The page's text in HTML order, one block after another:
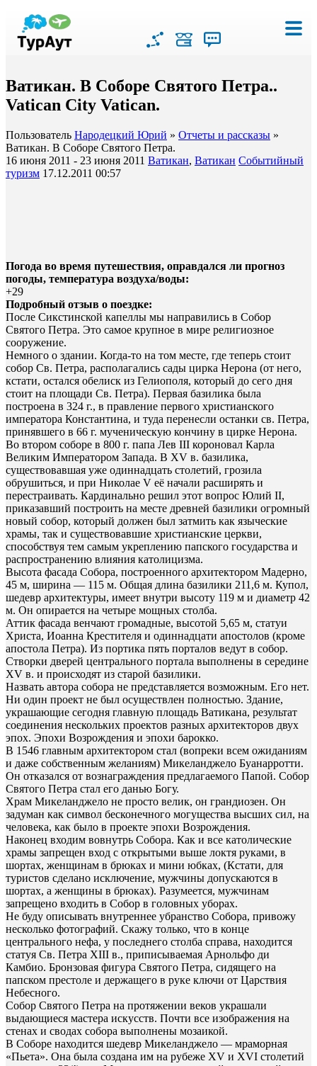
Ватикан. В Соборе Святого Петра..
Vatican City Vatican.
Пользователь Народецкий Юрий » Отчеты и рассказы »
Ватикан. В Соборе Святого Петра.
16 июня 2011 - 23 июня 2011 Ватикан, Ватикан Событийный
туризм 17.12.2011 00:57
Погода во время путешествия, оправдался ли прогноз
погоды, температура воздуха/воды:
+29
Подробный отзыв о поездке:
После Сикстинской капеллы мы направились в Собор
Святого Петра. Это самое крупное в мире религиозное
сооружение.
Немного о здании. Когда-то на том месте, где теперь стоит
собор Св. Петра, располагались сады цирка Нерона (от него,
кстати, остался обелиск из Гелиополя, который до сего дня
стоит на площади Св. Петра). Первая базилика была
построена в 324 г., в правление первого христианского
императора Константина, и туда перенесли останки св. Петра,
принявшего в 66 г. мученическую кончину в цирке Нерона.
Во втором соборе в 800 г. папа Лев III короновал Карла
Великим Императором Запада. В XV в. базилика,
существовавшая уже одиннадцать столетий, грозила
обрушиться, и при Николае V её начали расширять и
перестраивать. Кардинально решил этот вопрос Юлий II,
приказавший построить на месте древней базилики огромный
новый собор, который должен был затмить как языческие
храмы, так и существовавшие христианские церкви,
способствуя тем самым укреплению папского государства и
распространению влияния католицизма.
Высота фасада Собора, построенного архитектором Мадерно,
45 м, ширина — 115 м. Общая длина базилики 211,6 м. Купол,
шедевр архитектуры, имеет внутри высоту 119 м и диаметр 42
м. Он опирается на четыре мощных столба.
Аттик фасада венчают громадные, высотой 5,65 м, статуи
Христа, Иоанна Крестителя и одиннадцати апостолов (кроме
апостола Петра). Из портика пять порталов ведут в собор.
Створки дверей центрального портала выполнены в середине
XV в. и происходят из старой базилики.
Назвать автора собора не представляется возможным. Его нет.
Ни один проект не был осуществлен полностью. Здание,
украшающие сегодня главную площадь Ватикана, результат
соединения нескольких проектов разных архитекторов двух
эпох. Эпохи Возрождения и эпохи барокко.
В 1546 главным архитектором стал (вопреки всем ожиданиям
и даже собственным желаниям) Микеланджело Буанарротти.
Он отказался от вознаграждения предлагаемого Папой. Собор
Святого Петра стал его данью Богу.
Храм Микеланджело не просто велик, он грандиозен. Он
задуман как символ бесконечного могущества высших сил, на
человека, как было в проекте эпохи Возрождения.
Наконец входим вовнутрь Собора. Как и все католические
храмы запрещен вход с открытыми выше локтя руками, в
шортах, женщинам в брюках и мини юбках, (Кстати, для
туристов сделано исключение, мужчины допускаются в
шортах, а женщины в брюках). Разумеется, мужчинам
запрещено входить в Собор в головных уборах.
Не буду описывать внутреннее убранство Собора, привожу
несколько фотографий. Скажу только, что в конце
центрального нефа, у последнего столба справа, находится
статуя Св. Петра XIII в., приписываемая Арнольфо ди
Камбио. Бронзовая фигура Святого Петра, сидящего на
папском престоле и держащего в руке ключи от Царствия
Небесного.
Собор Святого Петра на протяжении веков украшали
выдающиеся мастера искусств. Почти все изображения на
стенах и сводах собора выполнены мозаикой.
В Соборе находится шедевр Микеланджело — мраморная
«Пьета». Она была создана им на рубеже XV и XVI столетий